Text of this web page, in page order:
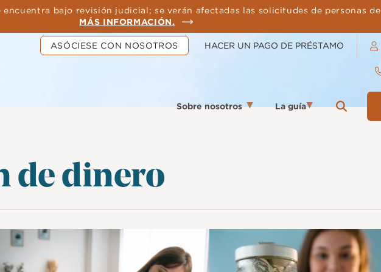
encuentra bajo revisión judicial; se verán afectadas las solicitudes de personas
MÁS INFORMACIÓN.
ASÓCIESE CON NOSOTROS HACER UN PAGO DE PRÉSTAMO
Sobre nosotros La guía
de dinero